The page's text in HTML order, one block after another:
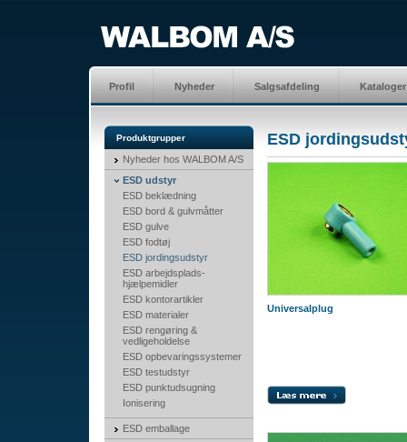
Profil Nyheder Salgsafdeling Kataloger
Produktgrupper
Nyheder hos WALBOM A/S
ESD udstyr
ESD beklædning
ESD bord & gulvmåtter
ESD gulve
ESD fodtøj
ESD jordingsudstyr
ESD arbejdsplads-
hjælpemidler
ESD kontorartikler
ESD materialer
ESD rengøring &
vedligeholdelse
ESD opbevaringssystemer
ESD testudstyr
ESD punktudsugning
Ionisering
ESD emballage
ESD
Universalplug